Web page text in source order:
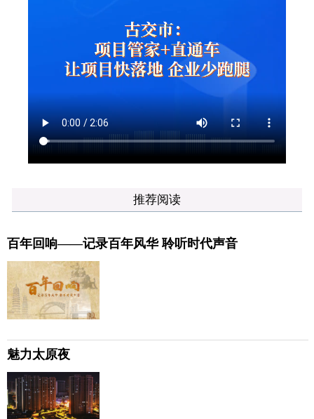
推荐阅读
百年回响——记录百年风华 聆听时代声音
魅力太原夜